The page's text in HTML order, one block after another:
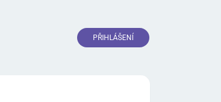
PŘIHLÁŠENÍ